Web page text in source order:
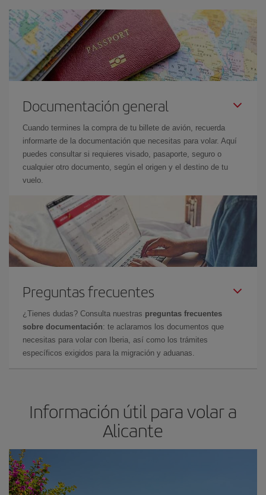
Documentación general
Cuando termines la compra de tu billete de avión, recuerda
informarte de la documentación que necesitas para volar. Aquí
puedes consultar si requieres visado, pasaporte, seguro o
cualquier otro documento, según el origen y el destino de tu
vuelo.
Preguntas frecuentes
¿Tienes dudas? Consulta nuestras preguntas frecuentes
sobre documentación: te aclaramos los documentos que
necesitas para volar con Iberia, así como los trámites
específicos exigidos para la migración y aduanas.
Información útil para volar a
Alicante